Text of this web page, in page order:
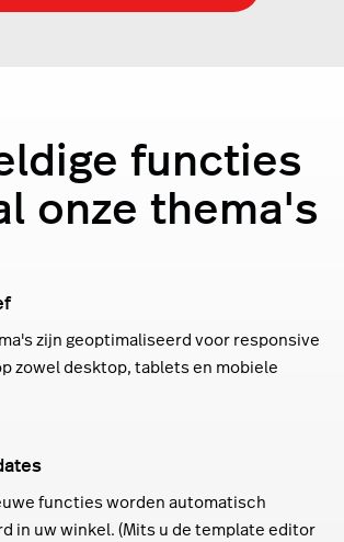
functies
onze thema's
zijn geoptimaliseerd voor responsive
zowel desktop, tablets en mobiele
functies worden automatisch
in uw winkel. (Mits u de template editor